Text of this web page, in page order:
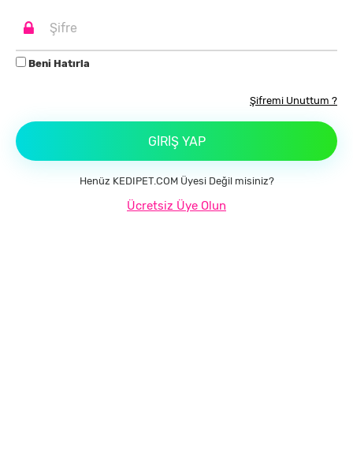
Beni Hatırla
Şifremi Unuttum ?
GIRIŞ YAP
Henüz KEDIPET.COM Üyesi Değil misiniz?
Ücretsiz Üye Olun